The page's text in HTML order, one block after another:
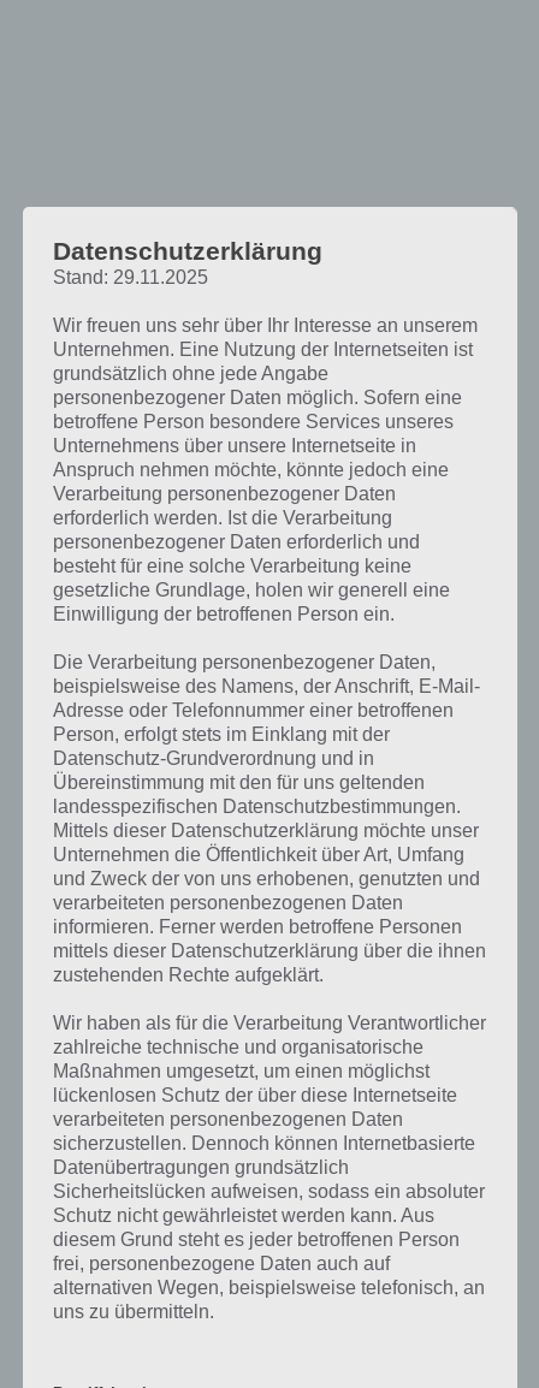
Wordalot
Level
Wordalot Lösung
Level 141
Dampf, Ziffernblatt, Monitor, Muenzen, Stifte, Bart,
Geld
Level 142 Motorhaube, Strasse, Ruder, Kanu, Fahrrad, Huegel
Level 143
Bogen, Verstaerker, Punk, Sonne, Wald, Musikfans,
Festival, Buehne, Rasen
Level 144
Schock, Tasche
Level 145
Blaetter, Panda, Affe, Blattwerk, Baumstamm,
Asphalt, Pinguin, Zoobus. Zebra
Level 146
Boot, Helm, Gelbeflagge, Pier, Stern, Umhang, Schiff,
Bullauge, Wolken, Ozean
Level 147
Fisch, Luftballon, Katze, Auto, Scheren, Haarband,
Filzstift, Sonne, zwei
Level 148
Schlucht, Bart, Maske, Zylinder, Stoeckel, Tentakel,
Beine, Flammen, Umhang
Gabel, Salat, Sosse, Weinglas, Teller, gefaltet, Brot,
Level 150
Augen, Fluss, Herz, Hintergrund, Wuerfel, Aussicht.
Naht, sitzend, Baeume, Narbe
Level 151
Boxhandschuh, Sohle, Rucksack, Gurt. Apfel, Stein,
Handtuch, Uhr
Level 152
schauen, treffen, Ziegelmauer, sitzen, Schwanz,
Fugen, Katzen, stehen, Ohren
Zurück zurWordalot Lösungen Übersicht
Datenschutzerklärung
Stand: 29.11.2025
Wir freuen uns sehr über Ihr Interesse an unserem
Unternehmen. Eine Nutzung der Internetseiten ist
grundsätzlich ohne jede Angabe
personenbezogener Daten möglich. Sofern eine
betroffene Person besondere Services unseres
Unternehmens über unsere Internetseite in
Anspruch nehmen möchte, könnte jedoch eine
Verarbeitung personenbezogener Daten
erforderlich werden. Ist die Verarbeitung
personenbezogener Daten erforderlich und
besteht für eine solche Verarbeitung keine
gesetzliche Grundlage, holen wir generell eine
Einwilligung der betroffenen Person ein.
Die Verarbeitung personenbezogener Daten,
beispielsweise des Namens, der Anschrift, E-Mail-
Adresse oder Telefonnummer einer betroffenen
Person, erfolgt stets im Einklang mit der
Datenschutz-Grundverordnung und in
Übereinstimmung mit den für uns geltenden
landesspezifischen Datenschutzbestimmungen.
Mittels dieser Datenschutzerklärung möchte unser
Unternehmen die Öffentlichkeit über Art, Umfang
und Zweck der von uns erhobenen, genutzten und
verarbeiteten personenbezogenen Daten
informieren. Ferner werden betroffene Personen
mittels dieser Datenschutzerklärung über die ihnen
zustehenden Rechte aufgeklärt.
Wir haben als für die Verarbeitung Verantwortlicher
zahlreiche technische und organisatorische
Maßnahmen umgesetzt, um einen möglichst
lückenlosen Schutz der über diese Internetseite
verarbeiteten personenbezogenen Daten
sicherzustellen. Dennoch können Internetbasierte
Datenübertragungen grundsätzlich
Sicherheitslücken aufweisen, sodass ein absoluter
Schutz nicht gewährleistet werden kann. Aus
diesem Grund steht es jeder betroffenen Person
frei, personenbezogene Daten auch auf
alternativen Wegen, beispielsweise telefonisch, an
uns zu übermitteln.